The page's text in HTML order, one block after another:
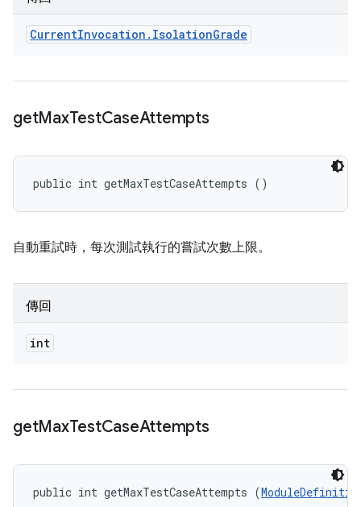
CurrentInvocation . IsolationGrade
getMaxTestCaseAttempts
public int getMaxTestCaseAttempts ()
自動重試時，每次測試執行的嘗試次數上限。
傳回
int
getMaxTestCaseAttempts
public int getMaxTestCaseAttempts (